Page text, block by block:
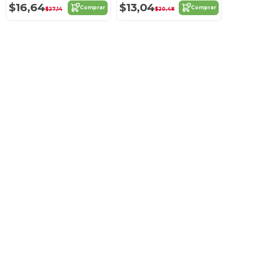
$16,64$27,14 Comprar $13,04$20,48 Comprar